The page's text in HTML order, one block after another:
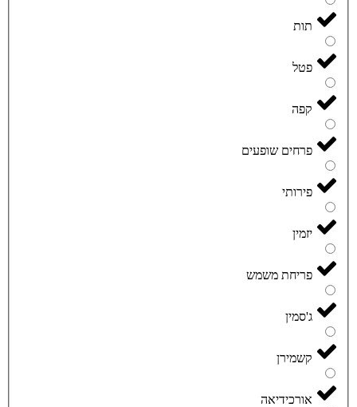
תות
פטל
קפה
פרחים שופעים
פירותי
יזמין
פריחת משמש
ג'סמין
קשמירן
אורכידיאה